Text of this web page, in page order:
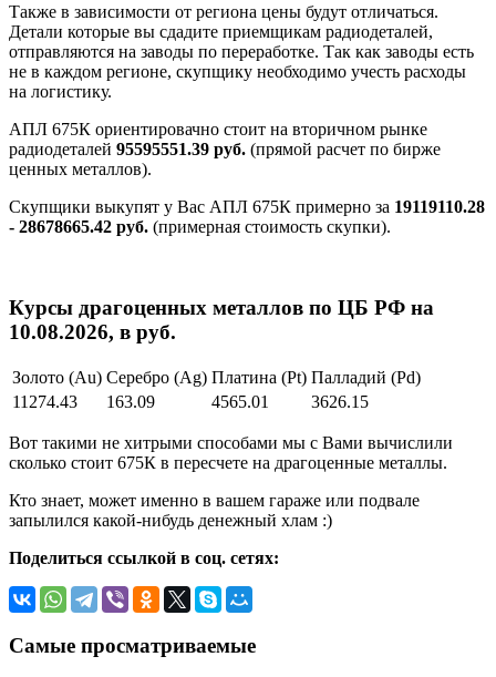
Также в зависимости от региона цены будут отличаться.
Детали которые вы сдадите приемщикам радиодеталей,
отправляются на заводы по переработке. Так как заводы есть
не в каждом регионе, скупщику необходимо учесть расходы
на логистику.
АПЛ 675К ориентировачно стоит на вторичном рынке
радиодеталей 95595551.39 руб. (прямой расчет по бирже
ценных металлов).
Скупщики выкупят у Вас АПЛ 675К примерно за 19119110.28
- 28678665.42 руб. (примерная стоимость скупки).
Курсы драгоценных металлов по ЦБ РФ на
10.08.2026, в руб.
Золото (Au) Серебро (Ag) Платина (Pt) Палладий (Pd)
11274.43
163.09 4565.01 3626.15
Вот такими не хитрыми способами мы с Вами вычислили
сколько стоит 675К в пересчете на драгоценные металлы.
Кто знает, может именно в вашем гараже или подвале
запылился какой-нибудь денежный хлам :)
Поделиться ссылкой в соц. сетях:
Самые просматриваемые